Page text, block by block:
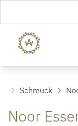
Schmuck
Noor